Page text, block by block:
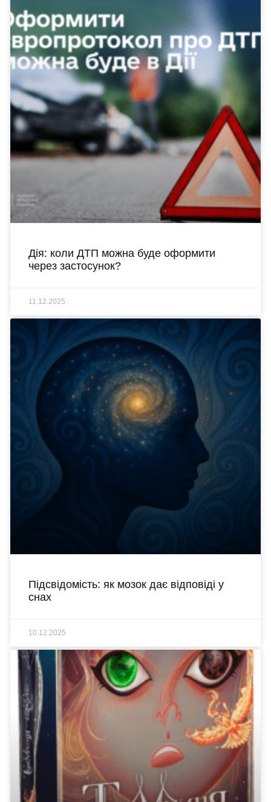
Дія: коли ДТП можна буде оформити
через застосунок?
11.12.2025
Підсвідомість: як мозок дає відповіді у
снах
10.12.2025